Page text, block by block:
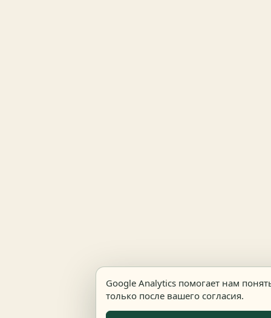
Google Analytics помогает нам
только после вашего согласия.